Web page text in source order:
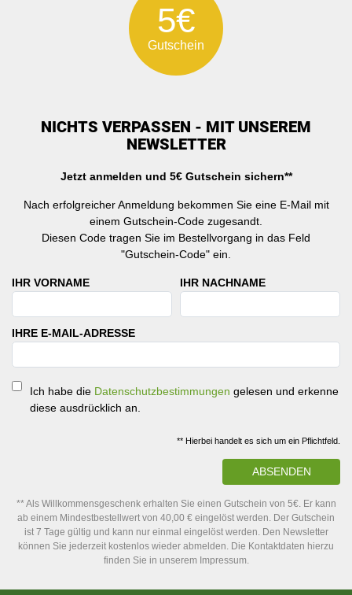
5€
Gutschein
NICHTS VERPASSEN - MIT UNSEREM
NEWSLETTER
Jetzt anmelden und 5€ Gutschein sichern**
Nach erfolgreicher Anmeldung bekommen Sie eine E-Mail mit
einem Gutschein-Code zugesandt.
Diesen Code tragen Sie im Bestellvorgang in das Feld
"Gutschein-Code" ein.
IHR VORNAME IHR NACHNAME
IHRE E-MAIL-ADRESSE
Ich habe die Datenschutzbestimmungen gelesen und erkenne
diese ausdrücklich an.
** Hierbei handelt es sich um ein Pflichtfeld.
ABSENDEN
** Als Willkommensgeschenk erhalten Sie einen Gutschein von 5€. Er kann
ab einem Mindestbestellwert von 40,00 € eingelöst werden. Der Gutschein
ist 7 Tage gültig und kann nur einmal eingelöst werden. Den Newsletter
können Sie jederzeit kostenlos wieder abmelden. Die Kontaktdaten hierzu
finden Sie in unserem Impressum.